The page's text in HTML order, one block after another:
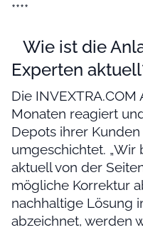
****
Wie ist die
Experten
Die
Monaten reagiert
Depots ihrer
umgeschichtet.
aktuell von der
mögliche Korrektur
nachhaltige Lösung
abzeichnet, werden